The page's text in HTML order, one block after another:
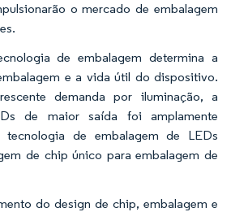
o mercado de embalagem
de embalagem determina a
e a vida útil do dispositivo.
demanda por iluminação, a
de maior saída foi amplamente
tecnologia de embalagem de LEDs
de chip único para embalagem de
do design de chip, embalagem e